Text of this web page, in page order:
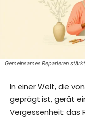
Gemeinsames Reparieren
In einer Welt, die
geprägt ist, gerät
Vergessenheit: das